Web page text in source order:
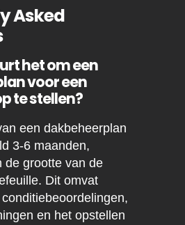
Asked
het om een
voor een
te stellen?
een dakbeheerplan
3-6 maanden,
de grootte van de
Dit omvat
en het opstellen